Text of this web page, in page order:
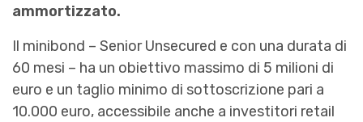
ammortizzato.
Il minibond – Senior Unsecured e con una durata di
60 mesi – ha un obiettivo massimo di 5 milioni di
euro e un taglio minimo di sottoscrizione pari a
10.000 euro, accessibile anche a investitori retail